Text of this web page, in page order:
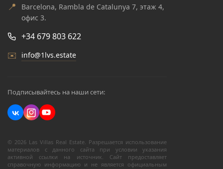
📍
Barcelona, Rambla de Catalunya 7, этаж 4,
офис 3.
+34 679 803 622
✉️
info@1lvs.estate
Подписывайтесь на наши сети:
© 2026 Las Villas Real Estate. Разрешается использование
материалов с данного сайта при условии указания
активной ссылки на источник. Сайт предоставляет
справочную информацию и не является официальным